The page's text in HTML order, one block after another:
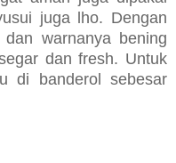
juga lho. Dengan
warnanya bening
dan fresh. Untuk
di banderol sebesar